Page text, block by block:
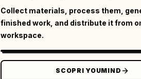
Collect materials, process them,
finished work, and distribute it from
workspace.
SCOPRI YOUMIND